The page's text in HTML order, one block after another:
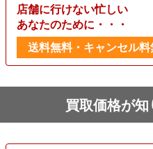
店舗に行けない忙しい
あなたのために・・・
送料無料・キャンセル
買取価格が